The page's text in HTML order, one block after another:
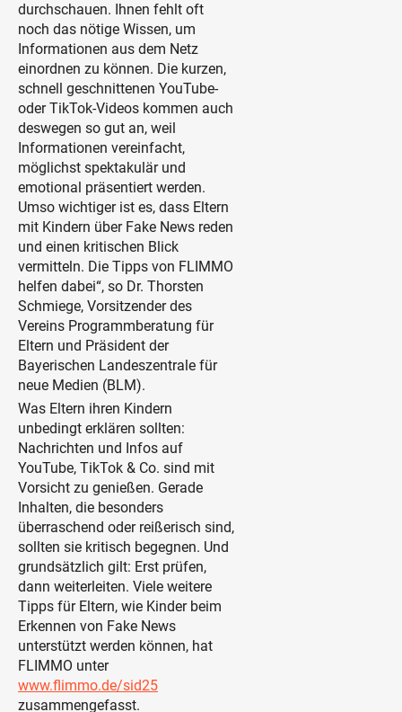
durchschauen. Ihnen fehlt oft
noch das nötige Wissen, um
Informationen aus dem Netz
einordnen zu können. Die kurzen,
schnell geschnittenen YouTube-
oder TikTok-Videos kommen auch
deswegen so gut an, weil
Informationen vereinfacht,
möglichst spektakulär und
emotional präsentiert werden.
Umso wichtiger ist es, dass Eltern
mit Kindern über Fake News reden
und einen kritischen Blick
vermitteln. Die Tipps von FLIMMO
helfen dabei“, so Dr. Thorsten
Schmiege, Vorsitzender des
Vereins Programmberatung für
Eltern und Präsident der
Bayerischen Landeszentrale für
neue Medien (BLM).
Was Eltern ihren Kindern
unbedingt erklären sollten:
Nachrichten und Infos auf
YouTube, TikTok & Co. sind mit
Vorsicht zu genießen. Gerade
Inhalten, die besonders
überraschend oder reißerisch sind,
sollten sie kritisch begegnen. Und
grundsätzlich gilt: Erst prüfen,
dann weiterleiten. Viele weitere
Tipps für Eltern, wie Kinder beim
Erkennen von Fake News
unterstützt werden können, hat
FLIMMO unter
www.flimmo.de/sid25
zusammengefasst.